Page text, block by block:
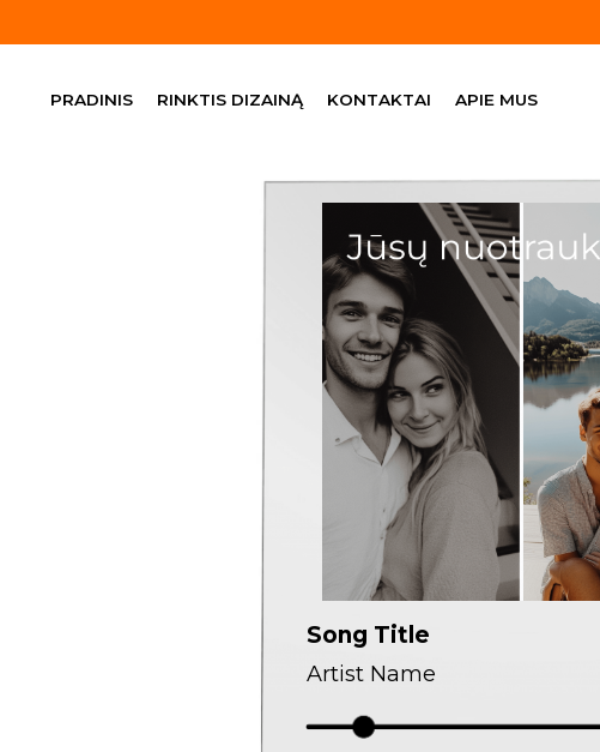
to
PRADINIS RINKTIS DIZAINĄ KONTAKTAI APIE MUS